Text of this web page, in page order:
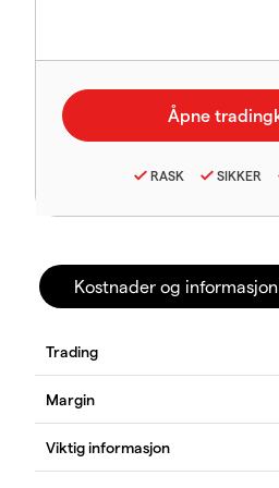
RASK SIKKER
Kostnader og informasjon